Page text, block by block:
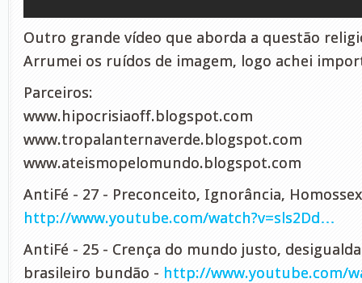
Outro grande vídeo que aborda a questão
Arrumei os ruídos de imagem, logo achei
Parceiros:
www.hipocrisiaoff.blogspot.com
www.tropalanternaverde.blogspot.com
www.ateismopelomundo.blogspot.com
AntiFé - 27 - Preconceito, Ignorância,
http://www.youtube.com/watch?v=sls2Dd…
AntiFé - 25 - Crença do mundo justo,
brasileiro bundão - http://www.youtube.com/